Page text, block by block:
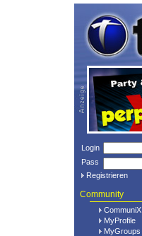
Login
Pass
Registrieren
Community
CommuniX
MyProfile
MyGroups